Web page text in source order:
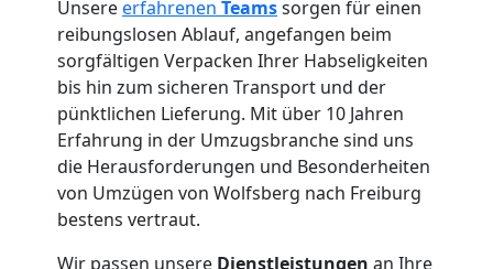
Unsereerfahrenen Teamssorgen für einen
reibungslosen Ablauf, angefangen beim
sorgfältigen Verpacken Ihrer Habseligkeiten
bis hin zum sicheren Transport und der
pünktlichen Lieferung. Mit über 10 Jahren
Erfahrung in der Umzugsbranche sind uns
die Herausforderungen und Besonderheiten
von Umzügen von Wolfsberg nach Freiburg
bestens vertraut.
Wir passen unsere Dienstleistungen an Ihre
Wolfsberg
Fernumzug
Wolfsberg